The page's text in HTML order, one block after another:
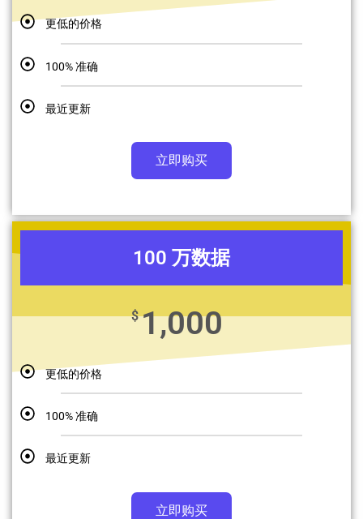
更低的价格
100% 准确
最近更新
立即购买
100 万数据
$1,000
更低的价格
100% 准确
最近更新
立即购买